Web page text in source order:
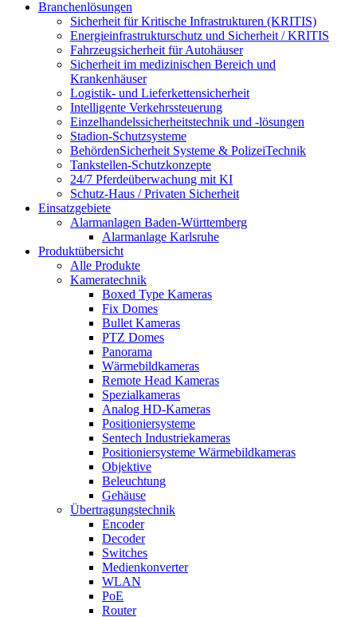
Branchenlösungen
Sicherheit für Kritische Infrastrukturen (KRITIS)
Energieinfrastrukturschutz und Sicherheit / KRITIS
Fahrzeugsicherheit für Autohäuser
Sicherheit im medizinischen Bereich und
Krankenhäuser
Logistik- und Lieferkettensicherheit
Intelligente Verkehrssteuerung
Einzelhandelssicherheitstechnik und -lösungen
Stadion-Schutzsysteme
BehördenSicherheit Systeme & PolizeiTechnik
Tankstellen-Schutzkonzepte​
24/7 Pferdeüberwachung mit KI
Schutz-Haus / Privaten Sicherheit
Einsatzgebiete
Alarmanlagen Baden-Württemberg
Alarmanlage Karlsruhe
Produktübersicht
Alle Produkte
Kameratechnik
Boxed Type Kameras
Fix Domes
Bullet Kameras
PTZ Domes
Panorama
Wärmebildkameras
Remote Head Kameras
Spezialkameras
Analog HD-Kameras
Positioniersysteme
Sentech Industriekameras
Positioniersysteme Wärmebildkameras
Objektive
Beleuchtung
Gehäuse
Übertragungstechnik
Encoder
Decoder
Switches
Medienkonverter
WLAN
PoE
Router